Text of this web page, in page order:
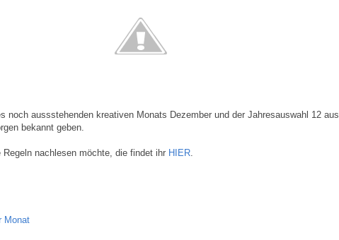
noch aussstehenden kreativen Monats Dezember und der Jahresauswahl 12 aus
bekannt geben.
Regeln nachlesen möchte, die findet ihr HIER.
Monat